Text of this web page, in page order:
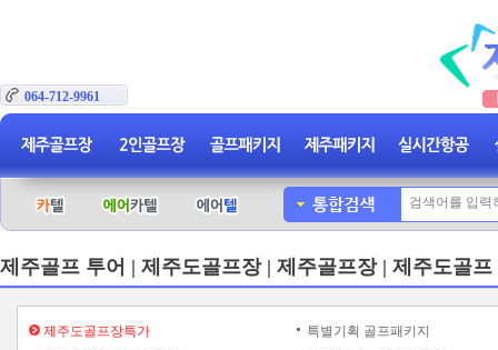
064-712-9961
제주골프 투어 | 제주도골프장 | 제주골프장 | 제주도골프
제주도골프장특가
특별기획 골프패키지